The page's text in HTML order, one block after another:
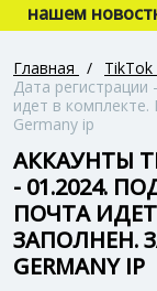
нашем
Главная / TikTok
Дата
идет в
Germany ip
АККАУНТЫ
- 01.2024.
ПОЧТА
ЗАПОЛНЕН.
GERMANY IP